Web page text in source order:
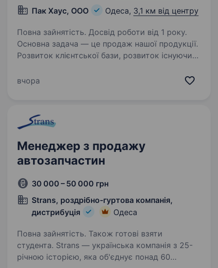
Пак Хаус, ООО Одеса, 3,1 км від центру
Повна зайнятість. Досвід роботи від 1 року.
Основна задача — це продаж нашої продукції.
Розвиток клієнтської бази, розвиток існуючих
компанія займається продажем одноразового
вчора
Менеджер з продажу
автозапчастин
30 000 – 50 000 грн
Strans, роздрібно-гуртова компанія,
дистрибуція
Одеса
Повна зайнятість. Також готові взяти
студента. Strans — українська компанія з 25-
річною історією, яка об'єднує понад 60